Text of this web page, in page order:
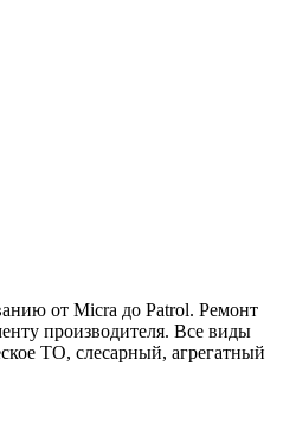
от Micra до Patrol. Ремонт
производителя. Все виды
ТО, слесарный, агрегатный